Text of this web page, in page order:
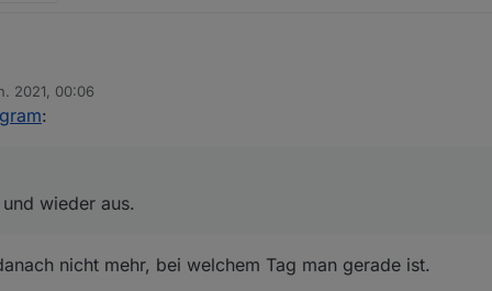
an, so sieht es bei mir aus
2021, 00:06
:
wieder aus.
nicht mehr, bei welchem Tag man gerade ist.